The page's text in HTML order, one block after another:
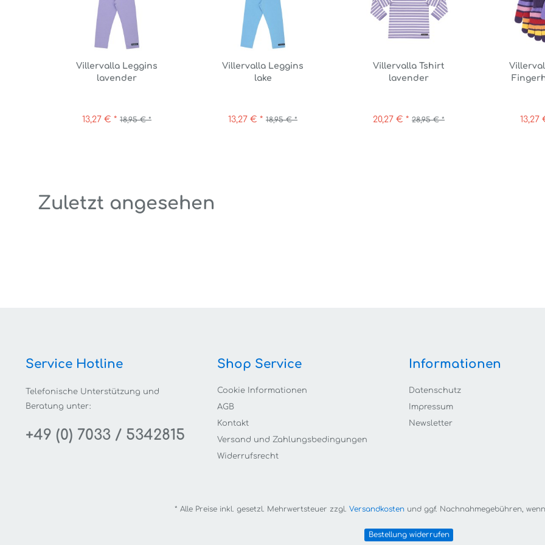
Villervalla Leggins
lavender
13,27 € * 18,95 € *
Villervalla Leggins
lake
13,27 € * 18,95 € *
Villervalla Tshirt
lavender
20,27 € * 28,95 € * 13,27
Zuletzt angesehen
Service Hotline
Telefonische Unterstützung und
Beratung unter:
+49 (0) 7033 / 5342815
Shop Service
Cookie Informationen
AGB
Kontakt
Versand und Zahlungsbedingungen
Widerrufsrecht
Informationen
Datenschutz
Impressum
Newsletter
* Alle Preise inkl. gesetzl. Mehrwertsteuer zzgl. Versandkostenund ggf. Nachnahmegebühren,
Bestellung widerrufen